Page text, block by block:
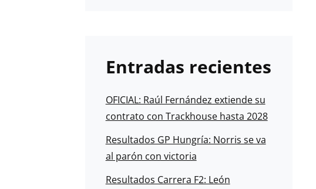
Entradas recientes
OFICIAL: Raúl Fernández extiende su
contrato con Trackhouse hasta 2028
Resultados GP Hungría: Norris se va
al parón con victoria
Resultados Carrera F2: León